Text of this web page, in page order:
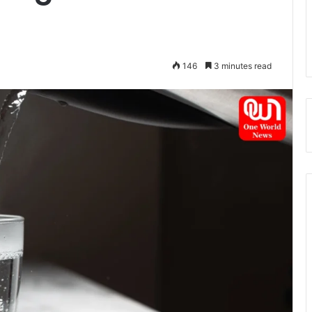
146 3 minutes read